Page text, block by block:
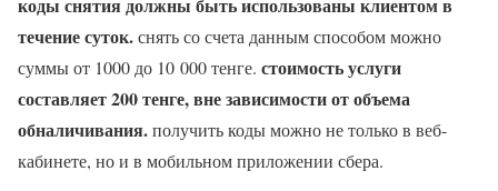
течение суток.снять со счета данным способом можно
суммы от 1000 до 10 000 тенге. стоимость услуги
составляет 200 тенге, вне зависимости от объема
обналичивания.получить коды можно не только в веб-
кабинете, но и в мобильном приложении сбера.